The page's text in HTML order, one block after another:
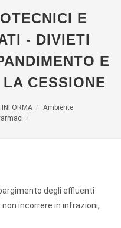
E
- DIVIETI
E
CESSIONE
INFORMA
Ambiente
degli effluenti
incorrere in infrazioni,